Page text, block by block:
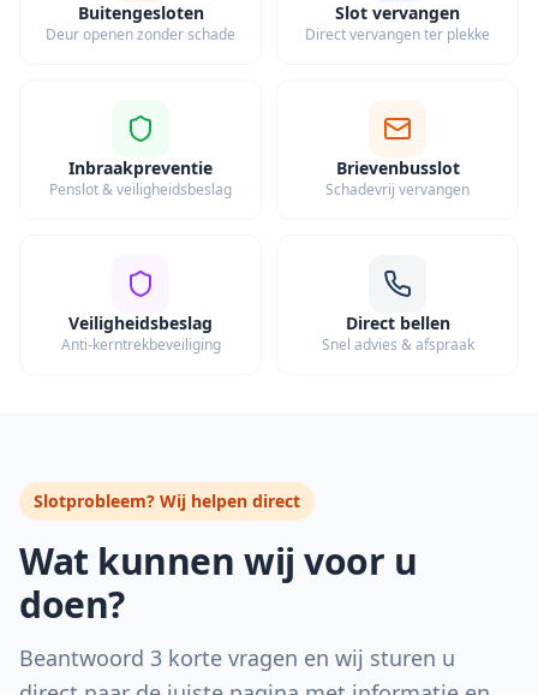
Buitengesloten
Deur openen zonder schade
Slot vervangen
Direct vervangen ter plekke
Inbraakpreventie
Penslot & veiligheidsbeslag
Brievenbusslot
Schadevrij vervangen
Veiligheidsbeslag
Anti-kerntrekbeveiliging
Direct bellen
Snel advies & afspraak
Slotprobleem? Wij helpen direct
Wat kunnen wij voor u
doen?
Beantwoord 3 korte vragen en wij sturen u